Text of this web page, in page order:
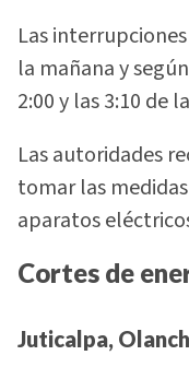
Las
la mañana y
2:00 y las 3:10 de
Las autoridades
tomar las
aparatos
Cortes de
Juticalpa,